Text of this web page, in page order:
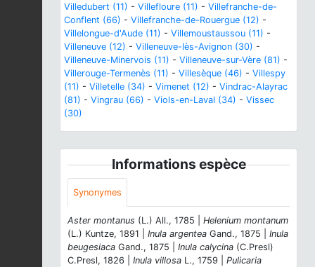
Villedubert (11) - Villefloure (11) - Villefranche-de-
Conflent (66) - Villefranche-de-Rouergue (12) -
Villelongue-d'Aude (11) - Villemoustaussou (11) -
Villeneuve (12) - Villeneuve-lès-Avignon (30) -
Villeneuve-Minervois (11) - Villeneuve-sur-Vère (81) -
Villerouge-Termenès (11) - Villesèque (46) - Villespy
(11) - Villetelle (34) - Vimenet (12) - Vindrac-Alayrac
(81) - Vingrau (66) - Viols-en-Laval (34) - Vissec
(30)
Informations espèce
Synonymes
Aster montanus (L.) All., 1785 | Helenium montanum
(L.) Kuntze, 1891 | Inula argentea Gand., 1875 | Inula
beugesiaca Gand., 1875 | Inula calycina (C.Presl)
C.Presl, 1826 | Inula villosa L., 1759 | Pulicaria